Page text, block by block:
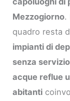
Mezzogiorno.
quadro resta
impianti di
senza
acque reflue
abitanti